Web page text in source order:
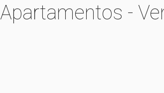
Apartamentos -